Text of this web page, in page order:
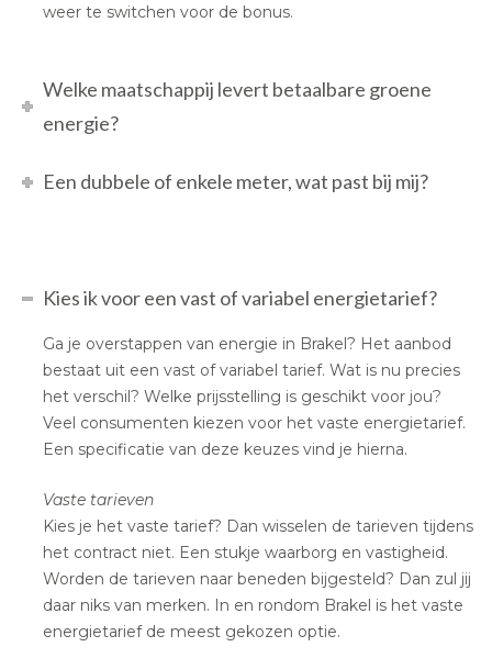
weer te switchen voor de bonus.
Welke maatschappij levert betaalbare groene
energie?
Een dubbele of enkele meter, wat past bij mij?
Kies ik voor een vast of variabel energietarief?
Ga je overstappen van energie in Brakel? Het aanbod
bestaat uit een vast of variabel tarief. Wat is nu precies
het verschil? Welke prijsstelling is geschikt voor jou?
Veel consumenten kiezen voor het vaste energietarief.
Een specificatie van deze keuzes vind je hierna.
Vaste tarieven
Kies je het vaste tarief? Dan wisselen de tarieven tijdens
het contract niet. Een stukje waarborg en vastigheid.
Worden de tarieven naar beneden bijgesteld? Dan zul jij
daar niks van merken. In en rondom Brakel is het vaste
energietarief de meest gekozen optie.